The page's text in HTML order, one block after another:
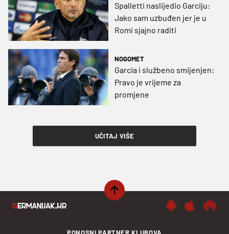
Spalletti naslijedio Garciju:
Jako sam uzbuđen jer je u
Romi sjajno raditi
NOGOMET
Garcia i službeno smijenjen:
Pravo je vrijeme za
promjene
UČITAJ VIŠE